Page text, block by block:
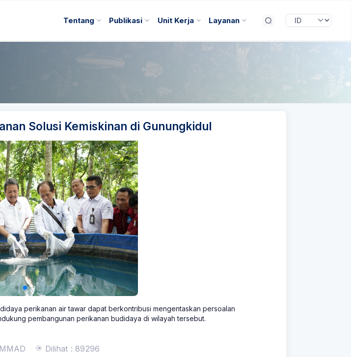
Tentang Publikasi Unit Kerja Layanan
Solusi Kemiskinan di Gunungkidul
perikanan air tawar dapat berkontribusi mengentaskan persoalan
pembangunan perikanan budidaya di wilayah tersebut.
Dilihat : 89296